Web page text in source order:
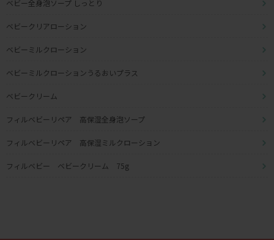
ベビー全身泡ソープ しっとり
ベビークリアローション
ベビーミルクローション
ベビーミルクローションうるおいプラス
ベビークリーム
フィルベビーリペア 高保湿全身泡ソープ
フィルベビーリペア 高保湿ミルクローション
フィルベビー ベビークリーム 75g